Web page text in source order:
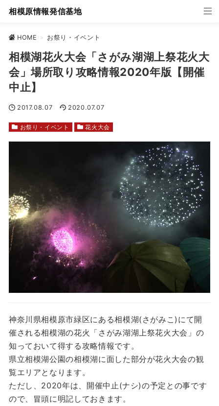
相模原情報発信基地
HOME > お祭り・イベント
相模湖花火大会「さがみ湖湖上祭花火大
会」場所取り攻略情報2020年版【開催
中止】
2017.08.07 2020.07.07
お祭り・イベント 花火大会
神奈川県相模原市緑区にある相模湖(さがみこ)にて開
催される相模湖の花火「さがみ湖湖上祭花火大会」の
知っておいて得する攻略情報です。
県立相模湖公園の相模湖に面した部分が花火大会の観
覧エリアとなります。
ただし、2020年は、開催中止(ナシ)の予定との事です
ので、冒頭に明記しておきます。